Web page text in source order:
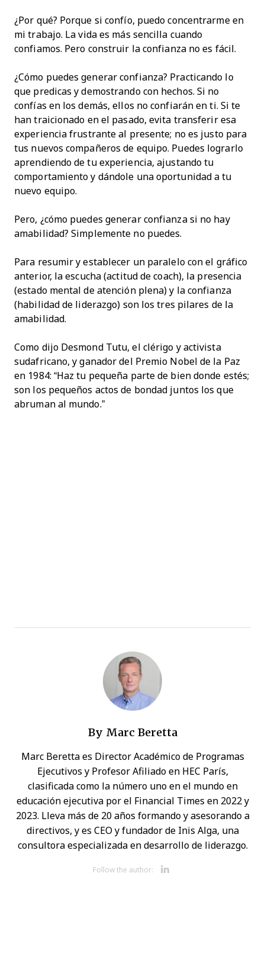
¿Por qué? Porque si confío, puedo concentrarme en
mi trabajo. La vida es más sencilla cuando
confiamos. Pero construir la confianza no es fácil.
¿Cómo puedes generar confianza? Practicando lo
que predicas y demostrando con hechos. Si no
confías en los demás, ellos no confiarán en ti. Si te
han traicionado en el pasado, evita transferir esa
experiencia frustrante al presente; no es justo para
tus nuevos compañeros de equipo. Puedes lograrlo
aprendiendo de tu experiencia, ajustando tu
comportamiento y dándole una oportunidad a tu
nuevo equipo.
Pero, ¿cómo puedes generar confianza si no hay
amabilidad? Simplemente no puedes.
Para resumir y establecer un paralelo con el gráfico
anterior, la escucha (actitud de coach), la presencia
(estado mental de atención plena) y la confianza
(habilidad de liderazgo) son los tres pilares de la
amabilidad.
Como dijo Desmond Tutu, el clérigo y activista
sudafricano, y ganador del Premio Nobel de la Paz
en 1984: “Haz tu pequeña parte de bien donde estés;
son los pequeños actos de bondad juntos los que
abruman al mundo.”
By Marc Beretta
Marc Beretta es Director Académico de Programas
Ejecutivos y Profesor Afiliado en HEC París,
clasificada como la número uno en el mundo en
educación ejecutiva por el Financial Times en 2022 y
2023. Lleva más de 20 años formando y asesorando a
directivos, y es CEO y fundador de Inis Alga, una
consultora especializada en desarrollo de liderazgo.
Follow the author: